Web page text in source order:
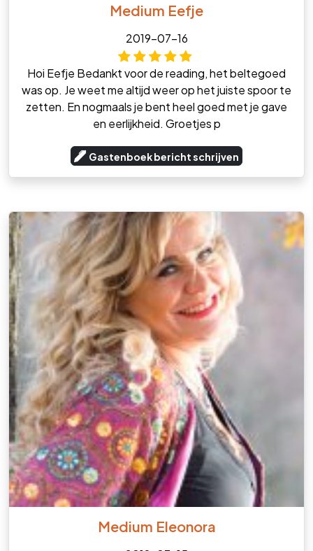
Medium Eefje
2019-07-16
Hoi Eefje Bedankt voor de reading, het beltegoed
was op. Je weet me altijd weer op het juiste spoor te
zetten. En nogmaals je bent heel goed met je gave
en eerlijkheid. Groetjes p
Gastenboek bericht schrijven
Medium Eleonora